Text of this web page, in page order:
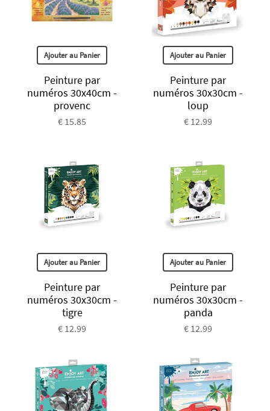
Ajouter au Panier
Peinture par
numéros 30x40cm -
provenc
€ 15.85
Ajouter au Panier
Peinture par
numéros 30x30cm -
loup
€ 12.99
Ajouter au Panier
Peinture par
numéros 30x30cm -
tigre
€ 12.99
Ajouter au Panier
Peinture par
numéros 30x30cm -
panda
€ 12.99